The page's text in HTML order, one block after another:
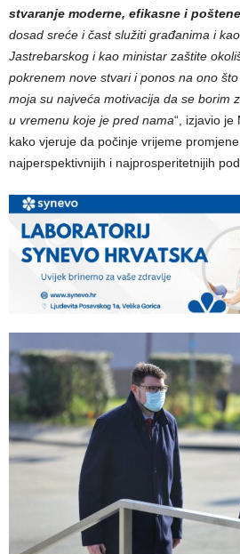
stvaranje moderne, efikasne i
dosad sreće i čast služiti građanima i
Jastrebarskog i kao ministar zaštite
pokrenem nove stvari i ponos na ono
moja su najveća motivacija da se borim
u vremenu koje je pred nama“, izjavio je
kako vjeruje da počinje vrijeme
najperspektivnijih i najprosperitetnijih